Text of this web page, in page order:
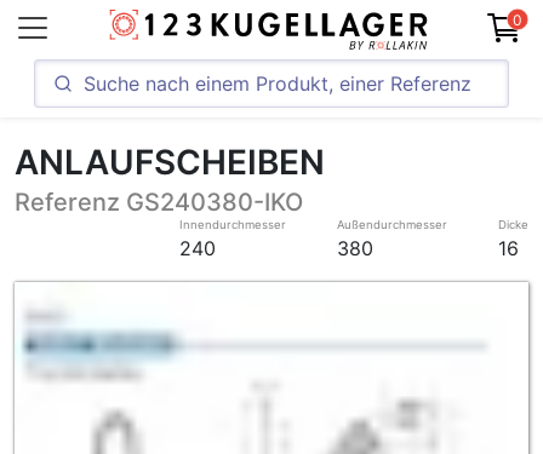
0
ANLAUFSCHEIBEN
Referenz GS240380-IKO
Innendurchmesser
240
Außendurchmesser
380
Dicke
16